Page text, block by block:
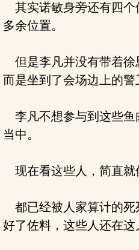
其实诺敏身旁还有四个
多余位置。
但是李凡并没有带着徐
而是坐到了会场边上的警
李凡不想参与到这些鱼
当中。
现在看这些人，简直就
都已经被人家算计的死
好了佐料，这些人还在这